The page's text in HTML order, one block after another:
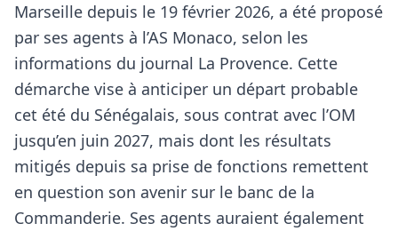
Marseille depuis le 19 février 2026, a été proposé
par ses agents à l’AS Monaco, selon les
informations du journal La Provence. Cette
démarche vise à anticiper un départ probable
cet été du Sénégalais, sous contrat avec l’OM
jusqu’en juin 2027, mais dont les résultats
mitigés depuis sa prise de fonctions remettent
en question son avenir sur le banc de la
Commanderie. Ses agents auraient également